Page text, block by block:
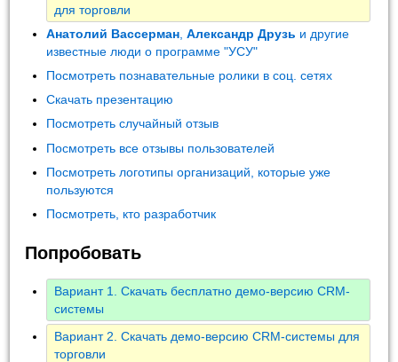
для торговли
Анатолий Вассерман ,Александр Друзь и другие
известные люди о программе "УСУ"
Посмотреть познавательные ролики в соц. сетях
Скачать презентацию
Посмотреть случайный отзыв
Посмотреть все отзывы пользователей
Посмотреть логотипы организаций, которые уже
пользуются
Посмотреть, кто разработчик
Попробовать
Вариант 1. Скачать бесплатно демо-версию CRM-
системы
Вариант 2. Скачать демо-версию CRM-системы для
торговли